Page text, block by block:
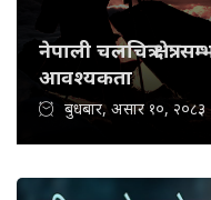
नेपाली चलचित्र क्षेत्र:
आवश्यकता
बुधबार, असार १०, २०८३